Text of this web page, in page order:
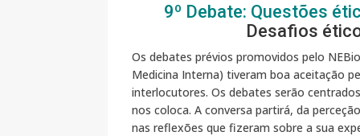
9º Debate: Questões
Desafios
Os debates prévios promovidos pelo
Medicina Interna) tiveram boa aceitação
interlocutores. Os debates serão
nos coloca. A conversa partirá, da
nas reflexões que fizeram sobre a sua